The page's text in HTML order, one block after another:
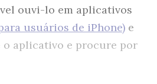
ouvi-lo em aplicativos
usuários de iPhone) e
o aplicativo e procure por